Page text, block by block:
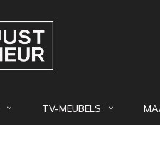
TV-MEUBELS